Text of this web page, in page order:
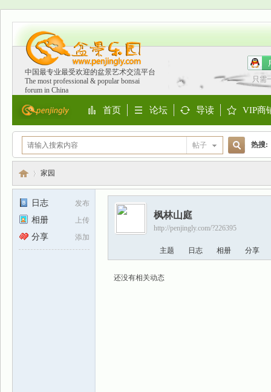
中国最专业最受欢迎的盆景艺术交流平台
The most professional & popular bonsai
forum in China
只需
首页 论坛 导读 VIP商
帖子
搜
热搜:
盆
家园
发布
日志
上传
相册
添加
分享
枫林山庭
http://penjingly.com/?226395
主题 日志 相册 分享
还没有相关动态